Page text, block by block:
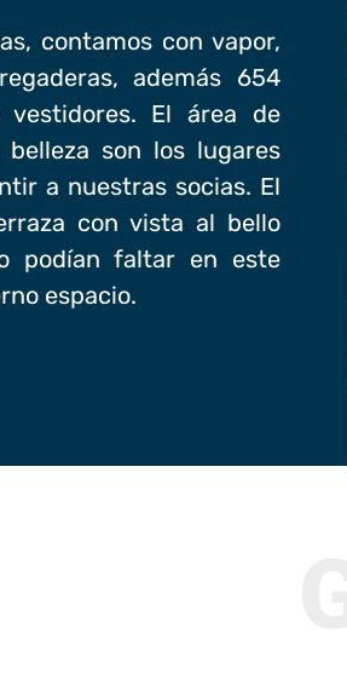
contamos con vapor,
además 654
El área de
son los lugares
a nuestras socias. El
con vista al bello
podían faltar en este
espacio.